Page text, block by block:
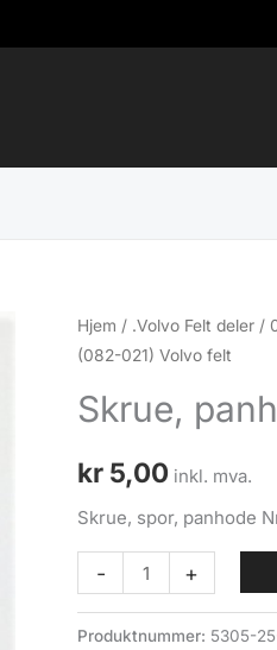
Hjem / .Volvo Felt deler /
(082-021) Volvo felt
Skrue,
kr 5,00 inkl. mva.
Skrue, spor, panhode
-
panhode
(082-
+
Produktnummer: 5305-